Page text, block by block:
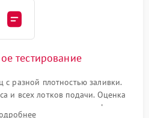
тестирование
с разной плотностью заливки.
и всех лотков подачи. Оценка
и полное отсутствие дефектов